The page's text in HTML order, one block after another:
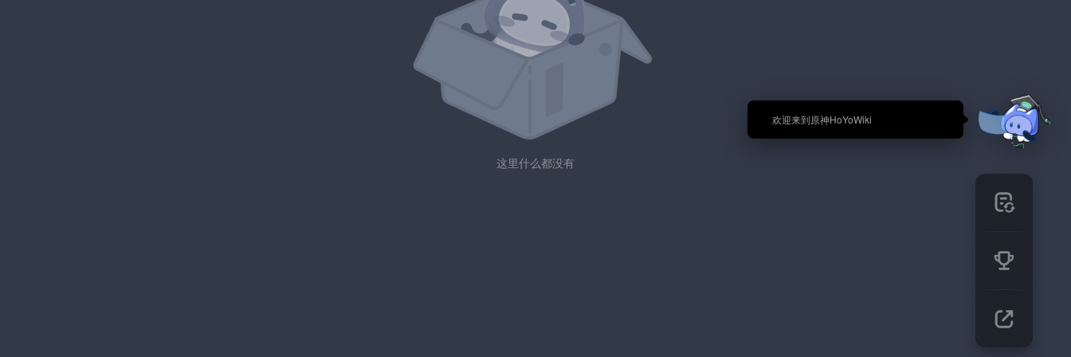
🎉 欢迎来到原神HoYoWiki
这里什么都没有